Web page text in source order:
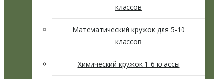
классов
Математический кружок для 5-10
классов
Химический кружок 1-6 классы